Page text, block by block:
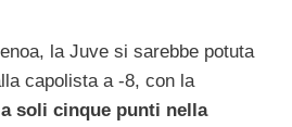
la Juve si sarebbe potuta
capolista a -8, con la
a soli cinque punti nella